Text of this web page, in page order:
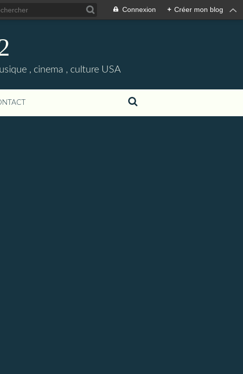
Connexion + Créer mon blog
, cinema , culture USA